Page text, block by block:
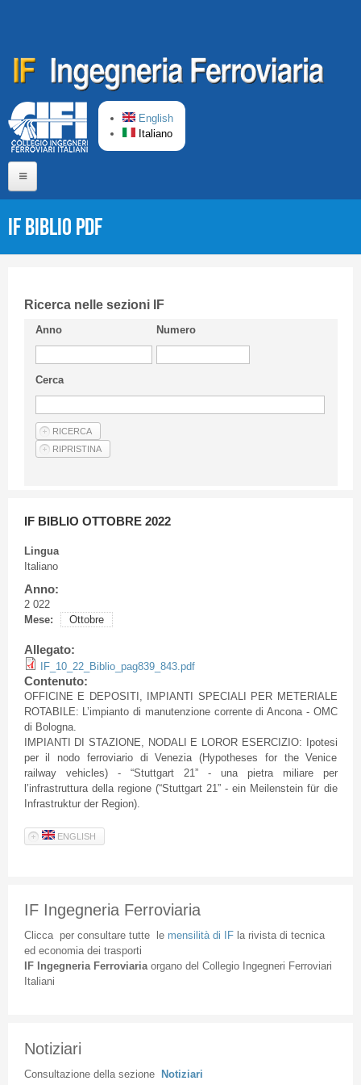
English
Italiano
CIFI in breve
Linee Guida
Privacy Policy
Articoli
IF Biblio PDF
Ricerca nelle sezioni IF
Anno Numero
Cerca
IF BIBLIO OTTOBRE 2022
Lingua
Italiano
Anno:
2 022
Mese:
Ottobre
Allegato:
IF_10_22_Biblio_pag839_843.pdf
Contenuto:
OFFICINE E DEPOSITI, IMPIANTI SPECIALI PER METERIALE
ROTABILE: L’impianto di manutenzione corrente di Ancona - OMC
di Bologna.
IMPIANTI DI STAZIONE, NODALI E LOROR ESERCIZIO: Ipotesi
per il nodo ferroviario di Venezia (Hypotheses for the Venice
railway vehicles) - “Stuttgart 21” - una pietra miliare per
l’infrastruttura della regione (“Stuttgart 21” - ein Meilenstein für die
Infrastruktur der Region).
ENGLISH
IF Ingegneria Ferroviaria
Cliccaper consultare tuttele mensilità di IFla rivista di tecnica
ed economia dei trasporti
IF Ingegneria Ferroviaria organodel Collegio Ingegneri Ferroviari
Italiani
Notiziari
Consultazione della sezione Notiziari